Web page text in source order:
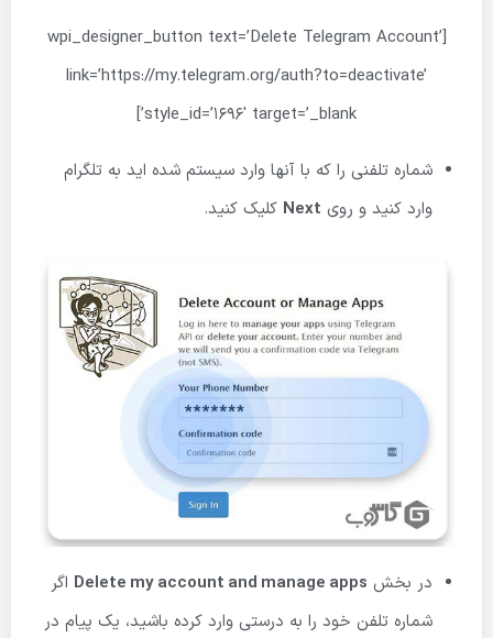
[wpi_designer_button text=’Delete Telegram Account’
link=’https://my.telegram.org/auth?to=deactivate’
style_id=’1696′ target=’_blank’]
شماره تلفنی را که با آنها وارد سیستم شده اید به تلگرام
وارد کنید و روی Next کلیک کنید.
در بخش Delete my account and manage apps اگر
شماره تلفن خود را به درستی وارد کرده باشید، یک پیام در